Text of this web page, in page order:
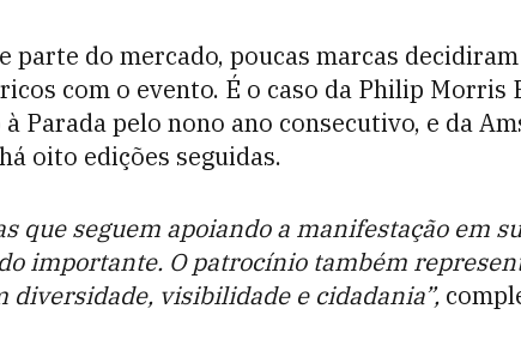
parte do mercado, poucas marcas
com o evento. É o caso da Philip Morris
Parada pelo nono ano consecutivo, e da
oito edições seguidas.
que seguem apoiando a manifestação em
importante. O patrocínio também
diversidade, visibilidade e cidadania”,